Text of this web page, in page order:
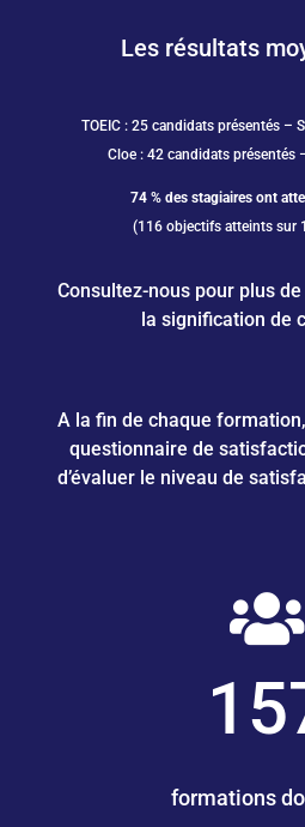
Les résultats
TOEIC : 25 candidats présentés –
Cloe : 42 candidats présentés
74 % des stagiaires ont
(116 objectifs atteints sur
Consultez-nous pour plus
la signification de
A la fin de chaque
questionnaire de
d’évaluer le niveau de

formations